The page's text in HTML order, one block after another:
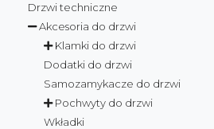
Drzwi techniczne
Akcesoria do drzwi
Klamki do drzwi
Dodatki do drzwi
Samozamykacze do drzwi
Pochwyty do drzwi
Wkładki